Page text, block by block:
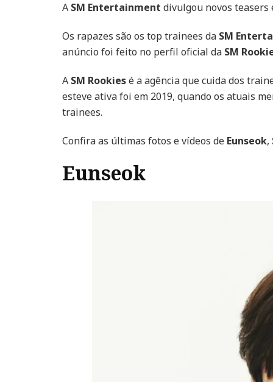
A SM Entertainment divulgou novos
Os rapazes são os top trainees da SM
anúncio foi feito no perfil oficial da SM
A SM Rookiesé a agência que cuida dos
esteve ativa foi em 2019, quando os atuais
trainees.
Confira as últimas fotos e vídeos de Eunseok,
Eunseok